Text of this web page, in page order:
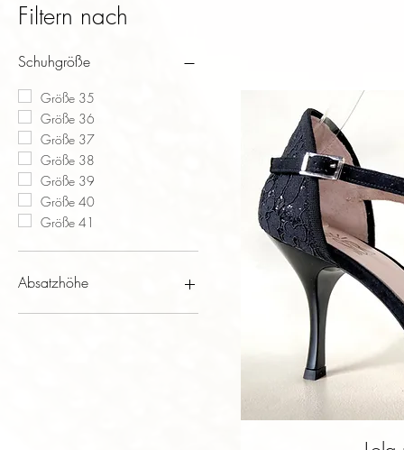
Filtern nach
Schuhgröße
Größe 35
Größe 36
Größe 37
Größe 38
Größe 39
Größe 40
Größe 41
Absatzhöhe
Absatzhöhe 7 cm